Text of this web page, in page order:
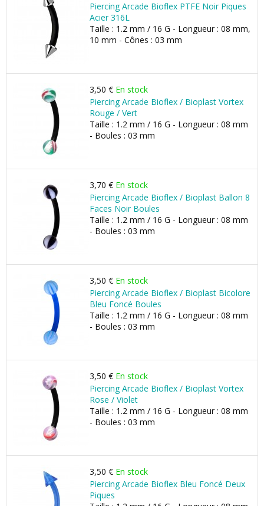
Piercing Arcade Bioflex PTFE Noir Piques
Acier 316L
Taille : 1.2 mm / 16 G - Longueur : 08 mm,
10 mm - Cônes : 03 mm
3,50 € En stock
Piercing Arcade Bioflex / Bioplast Vortex
Rouge / Vert
Taille : 1.2 mm / 16 G - Longueur : 08 mm
- Boules : 03 mm
3,70 € En stock
Piercing Arcade Bioflex / Bioplast Ballon 8
Faces Noir Boules
Taille : 1.2 mm / 16 G - Longueur : 08 mm
- Boules : 03 mm
3,50 € En stock
Piercing Arcade Bioflex / Bioplast Bicolore
Bleu Foncé Boules
Taille : 1.2 mm / 16 G - Longueur : 08 mm
- Boules : 03 mm
3,50 € En stock
Piercing Arcade Bioflex / Bioplast Vortex
Rose / Violet
Taille : 1.2 mm / 16 G - Longueur : 08 mm
- Boules : 03 mm
3,50 € En stock
Piercing Arcade Bioflex Bleu Foncé Deux
Piques